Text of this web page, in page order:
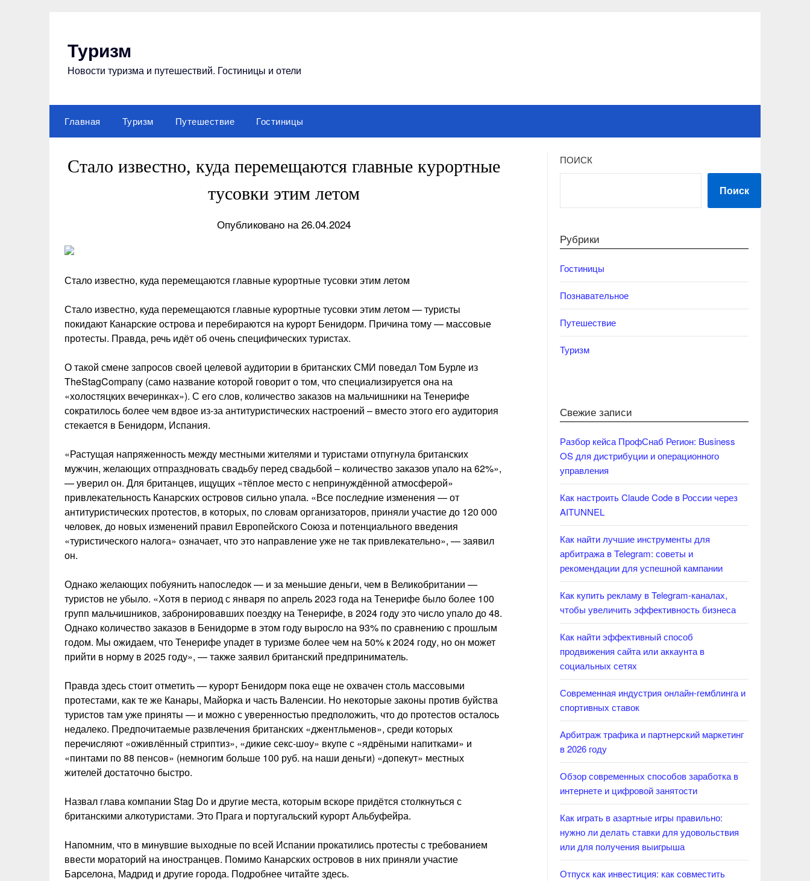
Туризм
Новости туризма и путешествий. Гостиницы и отели
Главная Туризм Путешествие Гостиницы
Стало известно, куда перемещаются главные курортные
тусовки этим летом
Опубликовано на 26.04.2024
Стало известно, куда перемещаются главные курортные тусовки этим летом
Стало известно, куда перемещаются главные курортные тусовки этим летом — туристы
покидают Канарские острова и перебираются на курорт Бенидорм. Причина тому — массовые
протесты. Правда, речь идёт об очень специфических туристах.
О такой смене запросов своей целевой аудитории в британских СМИ поведал Том Бурле из
TheStagCompany (само название которой говорит о том, что специализируется она на
«холостяцких вечеринках»). С его слов, количество заказов на мальчишники на Тенерифе
сократилось более чем вдвое из-за антитуристических настроений – вместо этого его аудитория
стекается в Бенидорм, Испания.
«Растущая напряженность между местными жителями и туристами отпугнула британских
мужчин, желающих отпраздновать свадьбу перед свадьбой – количество заказов упало на 62%»,
— уверил он. Для британцев, ищущих «тёплое место с непринуждённой атмосферой»
привлекательность Канарских островов сильно упала. «Все последние изменения — от
антитуристических протестов, в которых, по словам организаторов, приняли участие до 120 000
человек, до новых изменений правил Европейского Союза и потенциального введения
«туристического налога» означает, что это направление уже не так привлекательно», — заявил
он.
Однако желающих побуянить напоследок — и за меньшие деньги, чем в Великобритании —
туристов не убыло. «Хотя в период с января по апрель 2023 года на Тенерифе было более 100
групп мальчишников, забронировавших поездку на Тенерифе, в 2024 году это число упало до 48.
Однако количество заказов в Бенидорме в этом году выросло на 93% по сравнению с прошлым
годом. Мы ожидаем, что Тенерифе упадет в туризме более чем на 50% к 2024 году, но он может
прийти в норму в 2025 году», — также заявил британский предприниматель.
Правда здесь стоит отметить — курорт Бенидорм пока еще не охвачен столь массовыми
протестами, как те же Канары, Майорка и часть Валенсии. Но некоторые законы против буйства
туристов там уже приняты — и можно с уверенностью предположить, что до протестов осталось
недалеко. Предпочитаемые развлечения британских «джентльменов», среди которых
перечисляют «оживлённый стриптиз», «дикие секс-шоу» вкупе с «ядрёными напитками» и
«пинтами по 88 пенсов» (немногим больше 100 руб. на наши деньги) «допекут» местных
жителей достаточно быстро.
Назвал глава компании Stag Do и другие места, которым вскоре придётся столкнуться с
британскими алкотуристами. Это Прага и португальский курорт Альбуфейра.
Напомним, что в минувшие выходные по всей Испании прокатились протесты с требованием
ввести мораторий на иностранцев. Помимо Канарских островов в них приняли участие
Барселона, Мадрид и другие города. Подробнее читайте здесь.
ПОИСК
Поиск
Рубрики
Гостиницы
Познавательное
Путешествие
Туризм
Свежие записи
Разбор кейса ПрофСнаб Регион: Business
OS для дистрибуции и операционного
управления
Как настроить Claude Code в России через
AITUNNEL
Как найти лучшие инструменты для
арбитража в Telegram: советы и
рекомендации для успешной кампании
Как купить рекламу в Telegram-каналах,
чтобы увеличить эффективность бизнеса
Как найти эффективный способ
продвижения сайта или аккаунта в
социальных сетях
Современная индустрия онлайн-гемблинга и
спортивных ставок
Арбитраж трафика и партнерский маркетинг
в 2026 году
Обзор современных способов заработка в
интернете и цифровой занятости
Как играть в азартные игры правильно:
нужно ли делать ставки для удовольствия
или для получения выигрыша
Отпуск как инвестиция: как совместить